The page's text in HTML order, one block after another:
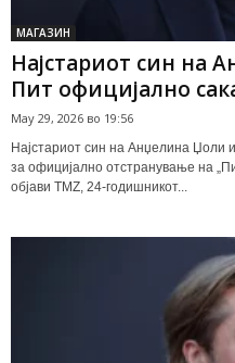
МАГАЗИН
Најстариот син на
Пит официјално
May 29, 2026 во 19:56
Најстариот син на Анџелина Џоли
за официјално отстранување на
објави TMZ, 24-годишникот...